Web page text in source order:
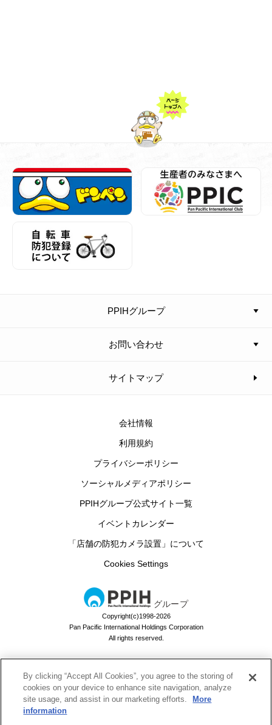
PPIHグループ
お問い合わせ
サイトマップ
会社情報
利用規約
プライバシーポリシー
ソーシャルメディアポリシー
PPIHグループ公式サイト一覧
イベントカレンダー
「店舗の防犯カメラ設置」について
Cookies Settings
グループ
Copyright(c)1998-2026
Pan Pacific International Holdings Corporation
All rights reserved.
By clicking “Accept All Cookies”, you agree to the storing of
cookies on your device to enhance site navigation, analyze
site usage, and assist in our marketing efforts.
More
information
ドン・キホーテのお買い物アプリ
ドンキでお買い物するなら必須！